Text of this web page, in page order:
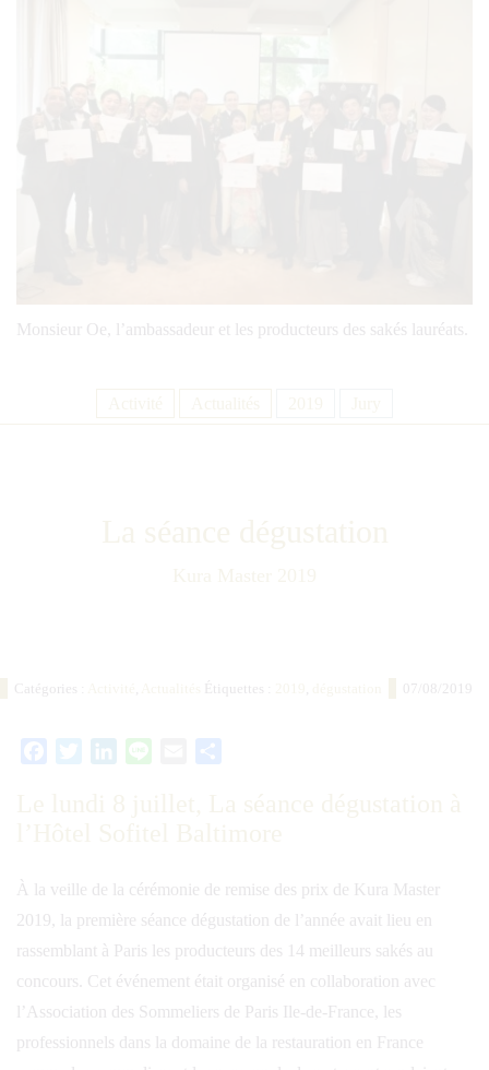
Monsieur Oe, l’ambassadeur et les producteurs des sakés lauréats.
07/08/2019
Catégories : Étiquettes :
FacebookTwitterLinkedIn Email
À la veille de la cérémonie de remise des prix de Kura Master
2019, la première séance dégustation de l’année avait lieu en
rassemblant à Paris les producteurs des 14 meilleurs sakés au
concours. Cet événement était organisé en collaboration avec
l’Association des Sommeliers de Paris Ile-de-France, les
professionnels dans la domaine de la restauration en France